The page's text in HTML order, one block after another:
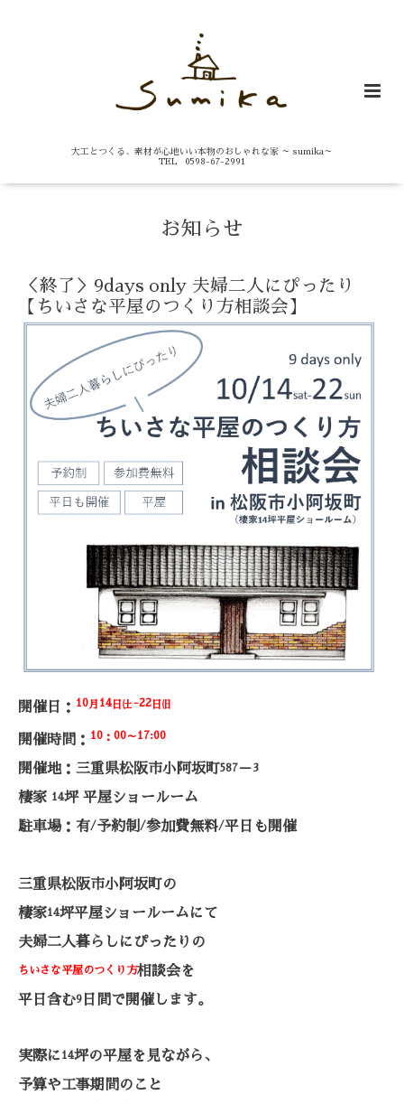
大工とつくる、素材が心地いい本物のおしゃれな家 ～ sumika～
TEL 0598-67-2991
お知らせ
＜終了＞9days only 夫婦二人にぴったり
【ちいさな平屋のつくり方相談会】
開催日： 10月 14 日㈯-22 日㈰
開催時間： 10 ： 00～17:00
開催地：三重県松阪市小阿坂町587 －3
棲家 14坪 平屋ショールーム
駐車場：有/予約制 /参加費無料/平日も開催
三重県松阪市小阿坂町の
棲家14坪平屋ショールームにて
夫婦二人暮らしにぴったりの
ちいさな平屋のつくり方相談会を
平日含む9 日間で開催します。
実際に 14坪の平屋を見ながら、
予算や工事期間のこと